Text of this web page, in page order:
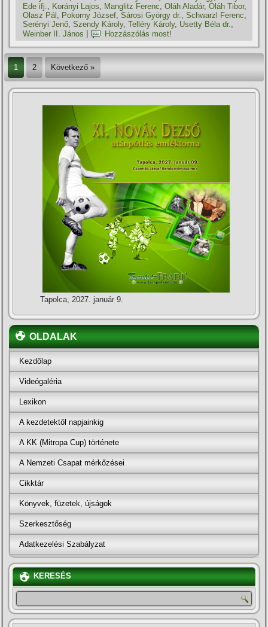
Ede ifj., Korányi Lajos, Manglitz Ferenc,Oláh Aladár,Oláh Tibor,
Olasz Pál , Pokorny József,Sárosi György dr.,Schwarzl Ferenc,
Serényi Jenő,Szendy Károly,Telléry Károly, Usetty Béla dr.,
Weinber II. János
Hozzászólás most!
1 2 Következő »
Tapolca, 2027. január 9.
OLDALAK
Kezdőlap
Videógaléria
Lexikon
A kezdetektől napjainkig
A KK (Mitropa Cup) története
A Nemzeti Csapat mérkőzései
Cikktár
Könyvek, füzetek, újságok
Szerkesztőség
Adatkezelési Szabályzat
KERESÉS